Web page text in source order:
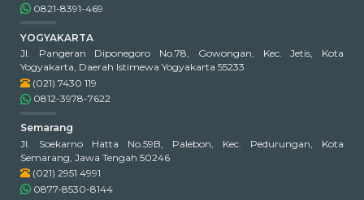
0821-8391-469
YOGYAKARTA
Jl. Pangeran Diponegoro No.78, Gowongan, Kec. Jetis, Kota
Yogyakarta, Daerah Istimewa Yogyakarta 55233
(021) 7430 119
0812-3978-7622
Semarang
Jl. Soekarno Hatta No.59B, Palebon, Kec. Pedurungan, Kota
Semarang, Jawa Tengah 50246
(021) 2951 4991
0877-8530-8144